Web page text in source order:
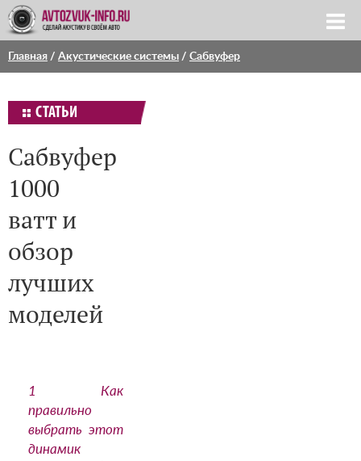
Главная / Акустические системы / Сабвуфер
СТАТЬИ
Сабвуфер
1000
ватт и
обзор
лучших
моделей
1
Как
правильно
выбрать этот
динамик